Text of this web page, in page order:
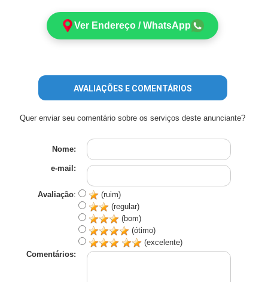
Ver Endereço / WhatsApp
AVALIAÇÕES E COMENTÁRIOS
Quer enviar seu comentário sobre os serviços deste anunciante?
Nome:
e-mail:
Avaliação:
(ruim)
(regular)
(bom)
(ótimo)
(excelente)
Comentários: